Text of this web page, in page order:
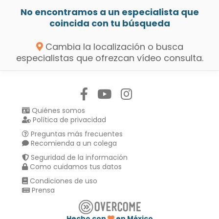
No encontramos a un especialista que
coincida con tu búsqueda
Cambia la localización o busca
especialistas que ofrezcan vídeo consulta.
Quiénes somos
Política de privacidad
Preguntas más frecuentes
Recomienda a un colega
Seguridad de la información
Como cuidamos tus datos
Condiciones de uso
Prensa